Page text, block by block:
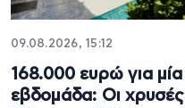
09.08.2026, 15:12
168.000 ευρώ για μία
εβδομάδα: Οι χρυσές